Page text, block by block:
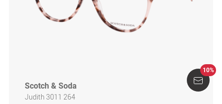
Scotch & Soda
Judith 3011 264
10%